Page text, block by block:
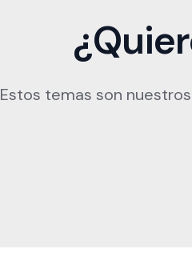
Estos temas son